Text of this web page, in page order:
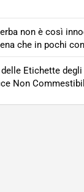
non è così
che in pochi
Etichette degli
Non